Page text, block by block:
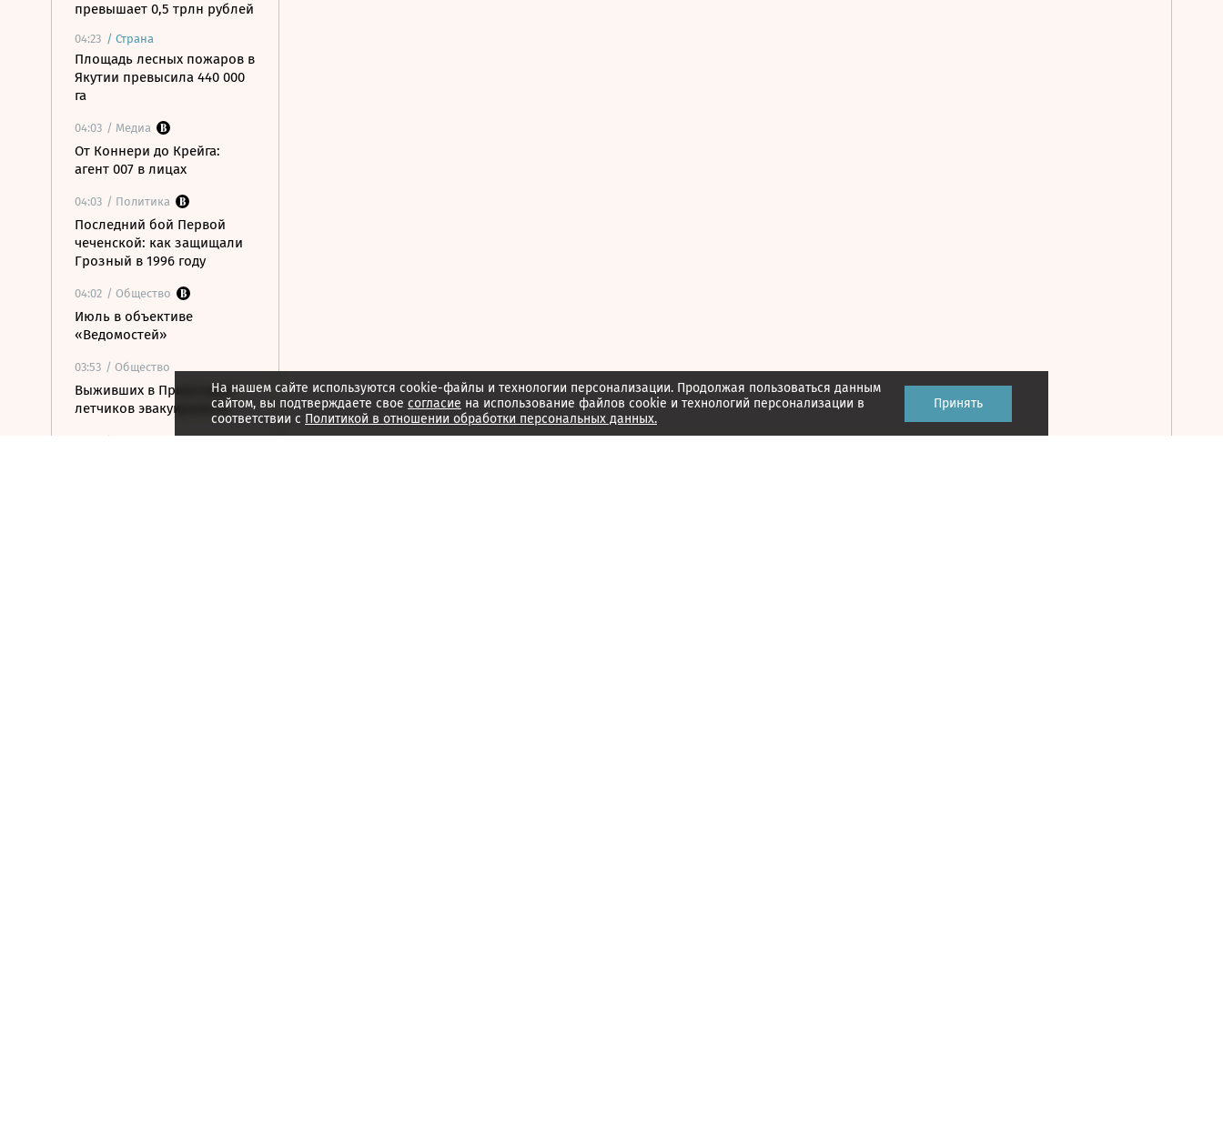
превышает 0,5 трлн рублей
04:23 / Страна
Площадь лесных пожаров в
Якутии превысила 440 000
га
04:03 / Медиа
От Коннери до Крейга:
агент 007 в лицах
04:03 / Политика
Последний бой Первой
чеченской: как защищали
Грозный в 1996 году
04:02 / Общество
Июль в объективе
«Ведомостей»
03:53 / Общество
Выживших в Приангарье
летчиков эвакуировали
На нашем сайте используются cookie-файлы и технологии персонализации. Продолжая пользоваться данным
сайтом, вы подтверждаете свое согласие на использование файлов cookie и технологий персонализации в
соответствии с Политикой в отношении обработки персональных данных.
Принять